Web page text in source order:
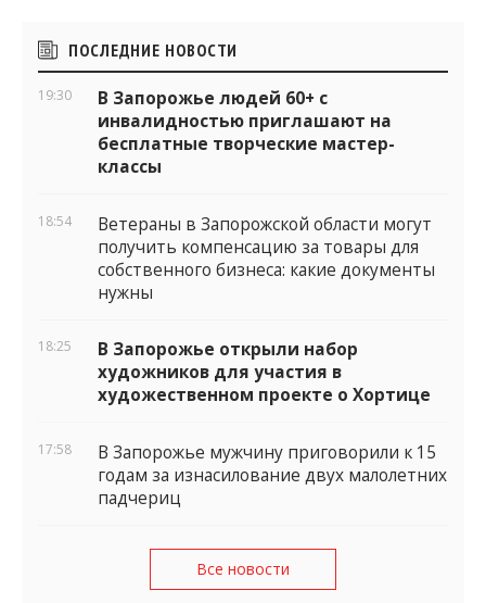
Боковые
виджеты
ПОСЛЕДНИЕ НОВОСТИ
19:30
В Запорожье людей 60+ с
инвалидностью приглашают на
бесплатные творческие мастер-
классы
18:54
Ветераны в Запорожской области могут
получить компенсацию за товары для
собственного бизнеса: какие документы
нужны
18:25
В Запорожье открыли набор
художников для участия в
художественном проекте о Хортице
17:58
В Запорожье мужчину приговорили к 15
годам за изнасилование двух малолетних
падчериц
Все новости